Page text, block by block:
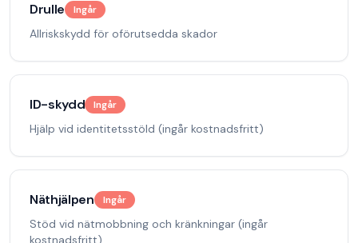
Drulle Ingår
Allriskskydd för oförutsedda skador
ID-skydd Ingår
Hjälp vid identitetsstöld (ingår kostnadsfritt)
Näthjälpen Ingår
Stöd vid nätmobbning och kränkningar (ingår
kostnadsfritt)